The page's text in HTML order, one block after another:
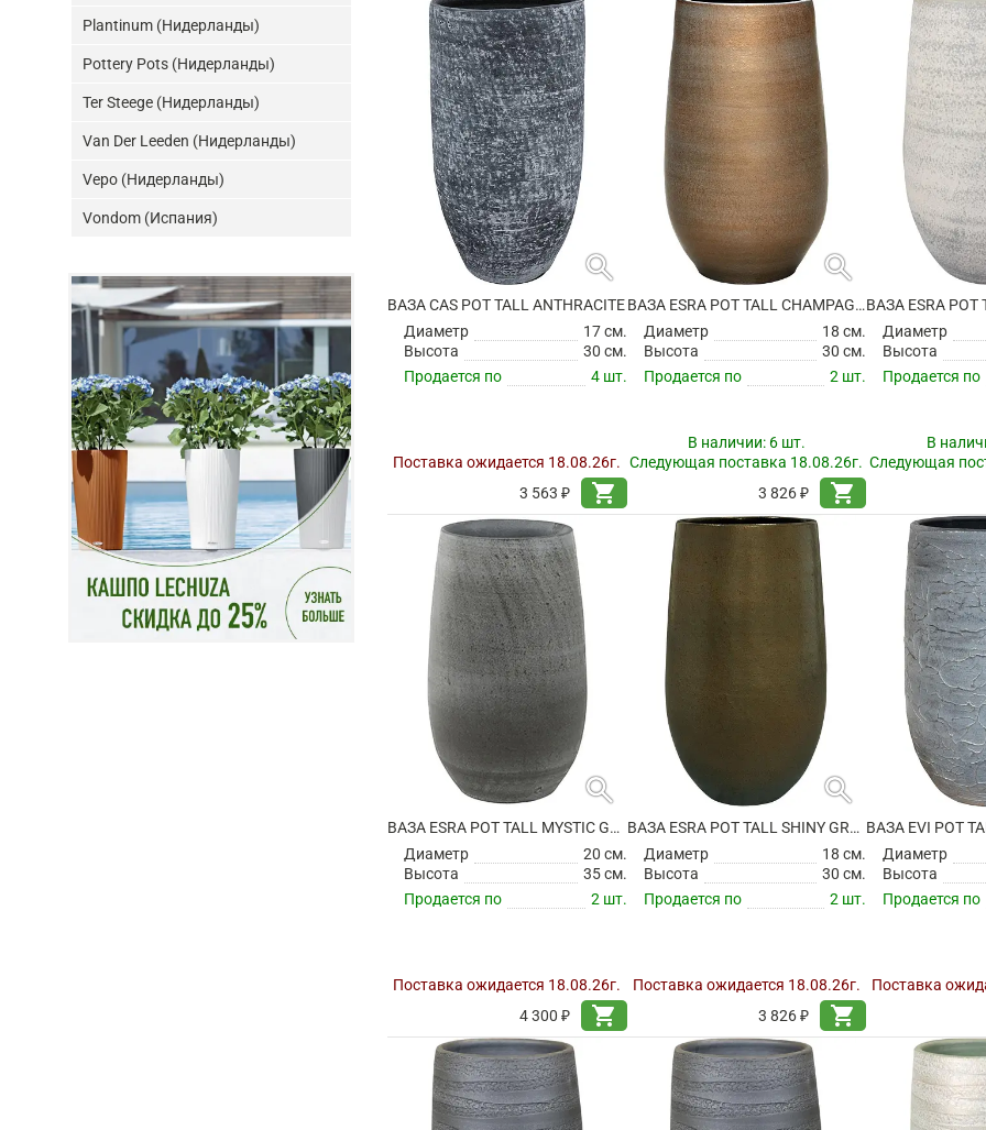
search
ВАЗА CAS POT TALL ANTHRACITE
Диаметр
17 см.
Высота
30 см.
Продается по
4 шт.
Поставка ожидается 18.08.26г.
3 563 ₽
shopping_cart
search
ВАЗА ESRA POT TALL CHAMPAGNE
Диаметр
18 см.
Высота
30 см.
Продается по
2 шт.
В наличии: 6 шт.
Следующая поставка 18.08.26г.
3 826 ₽
shopping_cart
ВАЗА ESRA POT
Диаметр
Высота
Продается по
В
Следующая
search
ВАЗА ESRA POT TALL MYSTIC GREY
Диаметр
20 см.
Высота
35 см.
Продается по
2 шт.
Поставка ожидается 18.08.26г.
4 300 ₽
shopping_cart
search
ВАЗА ESRA POT TALL SHINY GREEN
Диаметр
18 см.
Высота
30 см.
Продается по
2 шт.
Поставка ожидается 18.08.26г.
3 826 ₽
shopping_cart
Диаметр
Высота
Продается по
Поставка
Plantinum (Нидерланды)
Pottery Pots (Нидерланды)
Ter Steege (Нидерланды)
Van Der Leeden (Нидерланды)
Vepo (Нидерланды)
Vondom (Испания)